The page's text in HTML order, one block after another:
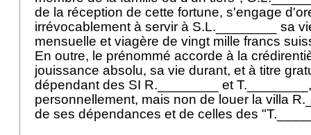
de la réception de cette fortune, s'engage
irrévocablement à servir à S.L.________ sa
mensuelle et viagère de vingt mille francs
En outre, le prénommé accorde à la
jouissance absolu, sa vie durant, et à titre
dépendant des SI R.________ et
personnellement, mais non de louer la villa
de ses dépendances et de celles des